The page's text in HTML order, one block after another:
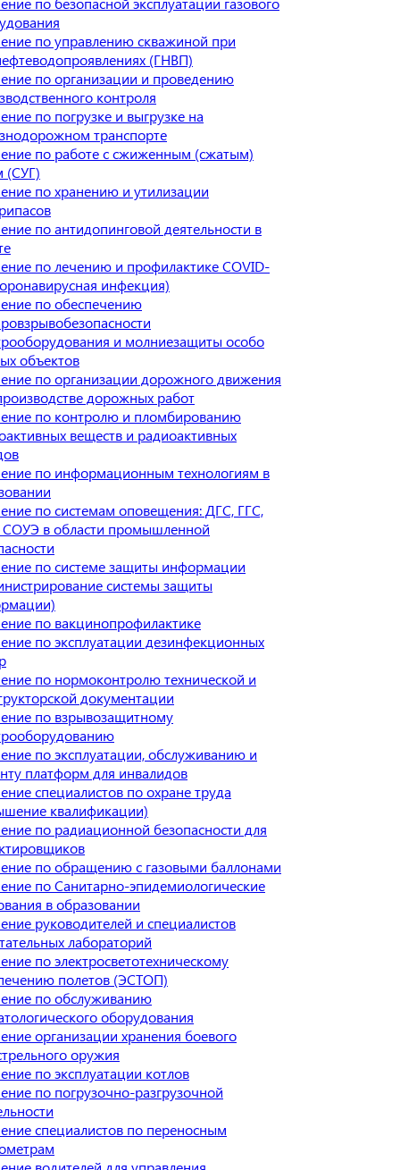
по управлению скважиной при
(ГНВП)
по организации и проведению
контроля
по погрузке и выгрузке на
транспорте
по работе с сжиженным (сжатым)
(СУГ)
по хранению и утилизации
по антидопинговой деятельности в
по лечению и профилактике COVID-
инфекция)
по обеспечению
и молниезащиты особо
объектов
по организации дорожного движения
дорожных работ
по контролю и пломбированию
веществ и радиоактивных
по информационным технологиям в
по системам оповещения: ДГС, ГГС,
в области промышленной
по системе защиты информации
системы защиты
по вакцинопрофилактике
по эксплуатации дезинфекционных
по нормоконтролю технической и
документации
по взрывозащитному
по эксплуатации, обслуживанию и
платформ для инвалидов
специалистов по охране труда
квалификации)
по радиационной безопасности для
по обращению с газовыми баллонами
по Санитарно-эпидемиологические
в образовании
руководителей и специалистов
лабораторий
по электросветотехническому
полетов (ЭСТОП)
по обслуживанию
оборудования
организации хранения боевого
оружия
по эксплуатации котлов
по погрузочно-разгрузочной
специалистов по переносным